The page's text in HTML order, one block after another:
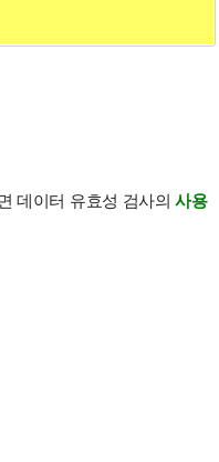
데이터 유효성 검사의사용